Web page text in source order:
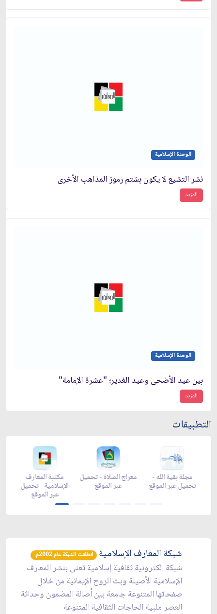
الوحدة الإسلامية
نشر التشيع لا يكون بشتم رموز المذاهب الأخرى
المزيد
الوحدة الإسلامية
بين عيد الأضحى وعيد الغدير؛ "عشرة الإمامة"
المزيد
التطبيقات
مكتبة المعارف
الإسلامية - تحميل
عبر الموقع
معراج الصلاة - تحميل
عبر الموقع
مجلة بقية الله -
تحميل عبر الموقع
شبكة المعارف الإسلامية انطلقت الشبكة عام 2002م.
شبكة الكترونية ثقافية إسلامية تعنى بنشر المعارف
الإسلامية الأصيلة وبث الروح الإيمانية من خلال
صفحاتها المتنوعة جامعة بين أصالة المضمون وحداثة
العصر ملبية الحاجات الثقافية المتنوعة